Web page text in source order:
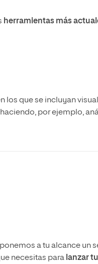
herramientas más
los que se incluyan
por ejemplo,
a tu alcance un
necesitas para lanzar